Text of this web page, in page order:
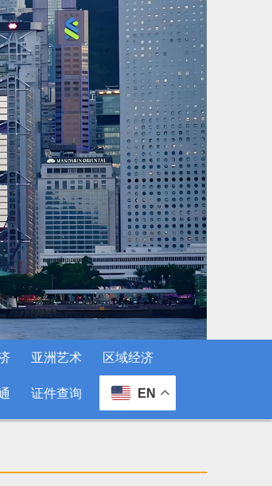
亚洲艺术 区域经济
证件查询 EN